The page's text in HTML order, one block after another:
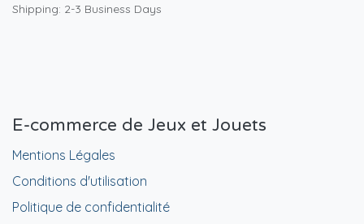
Shipping: 2-3 Business Days
E-commerce de Jeux et Jouets
Mentions Légales
Conditions d'utilisation
Politique de confidentialité